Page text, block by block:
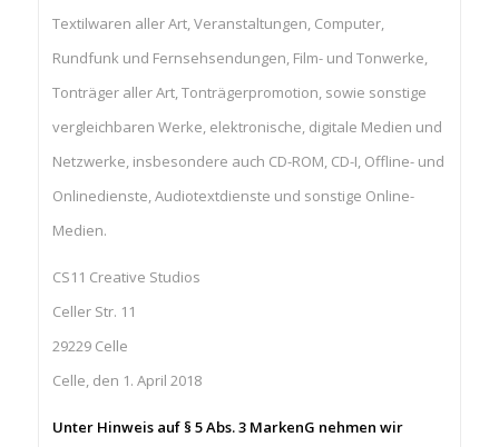
Textilwaren aller Art, Veranstaltungen, Computer,
Rundfunk und Fernsehsendungen, Film- und Tonwerke,
Tonträger aller Art, Tonträgerpromotion, sowie sonstige
vergleichbaren Werke, elektronische, digitale Medien und
Netzwerke, insbesondere auch CD-ROM, CD-I, Offline- und
Onlinedienste, Audiotextdienste und sonstige Online-
Medien.
CS11 Creative Studios
Celler Str. 11
29229 Celle
Celle, den 1. April 2018
Unter Hinweis auf § 5 Abs. 3 MarkenG nehmen wir